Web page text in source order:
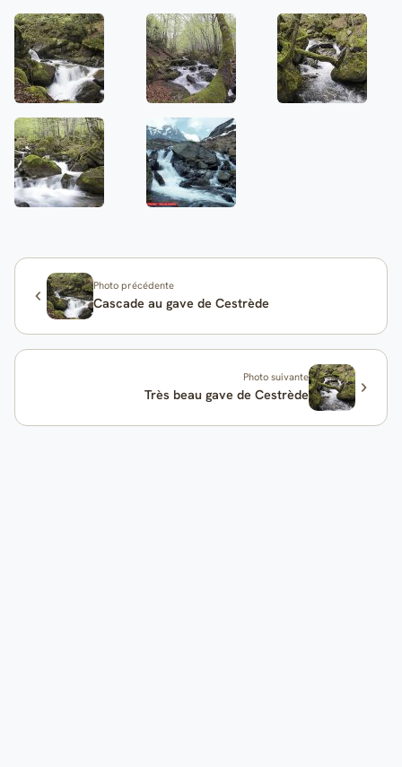
Photo précédente
Cascade au gave de Cestrède
Photo suivante
Très beau gave de Cestrède